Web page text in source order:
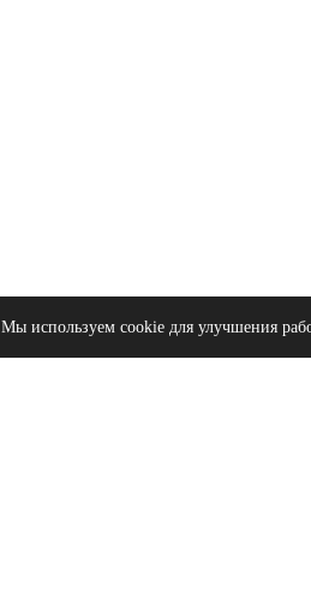
Мы используем cookie для улучшения